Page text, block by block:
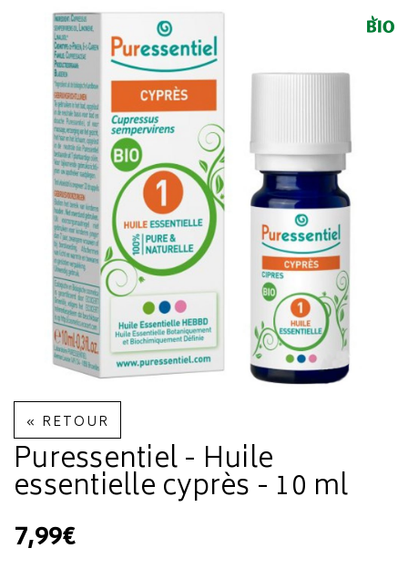
« RETOUR
Puressentiel - Huile
essentielle cyprès - 10 ml
7,99€